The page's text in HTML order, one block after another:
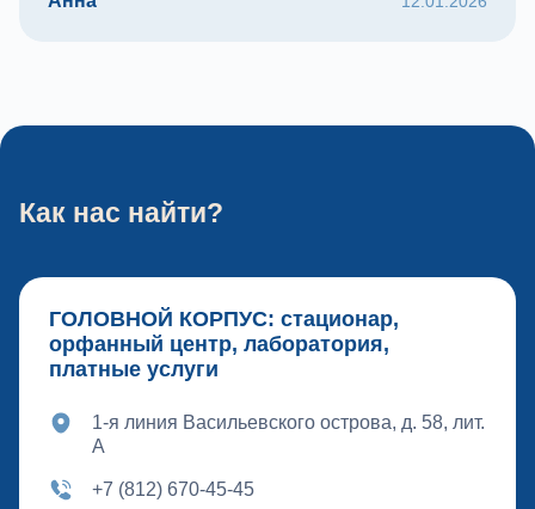
Как нас найти?
ГОЛОВНОЙ КОРПУС: стационар,
орфанный центр, лаборатория,
платные услуги
1-я линия Васильевского острова, д. 58, лит.
А
+7 (812) 670-45-45